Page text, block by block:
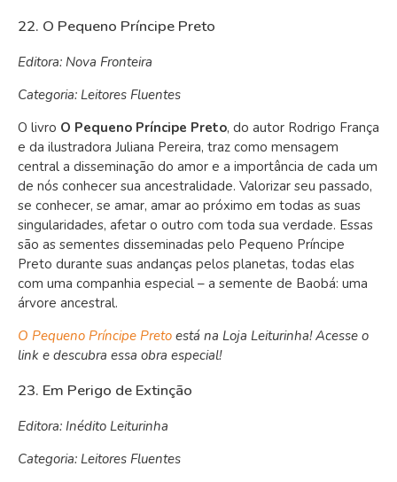
22. O Pequeno Príncipe Preto
Editora: Nova Fronteira
Categoria: Leitores Fluentes
O livro O Pequeno Príncipe Preto, do autor Rodrigo França
e da ilustradora Juliana Pereira, traz como mensagem
central a disseminação do amor e a importância de cada um
de nós conhecer sua ancestralidade. Valorizar seu passado,
se conhecer, se amar, amar ao próximo em todas as suas
singularidades, afetar o outro com toda sua verdade. Essas
são as sementes disseminadas pelo Pequeno Príncipe
Preto durante suas andanças pelos planetas, todas elas
com uma companhia especial – a semente de Baobá: uma
árvore ancestral.
O Pequeno Príncipe Preto está na Loja Leiturinha! Acesse o
link e descubra essa obra especial!
23. Em Perigo de Extinção
Editora: Inédito Leiturinha
Categoria: Leitores Fluentes